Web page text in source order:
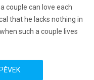
couple can love each
that he lacks nothing in
such a couple lives